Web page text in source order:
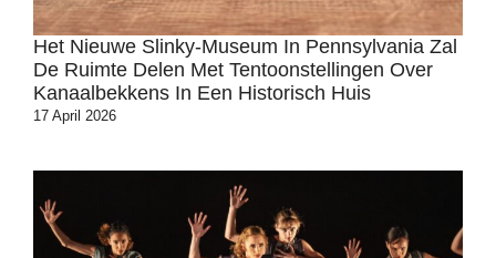
Het Nieuwe Slinky-Museum In Pennsylvania Zal
De Ruimte Delen Met Tentoonstellingen Over
Kanaalbekkens In Een Historisch Huis
17 April 2026